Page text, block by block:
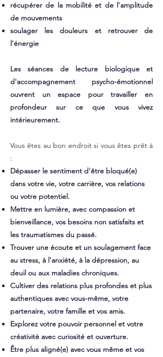
récupérer de la mobilité et de l'amplitude
de mouvements
soulager les douleurs et retrouver de
l'énergie
Les séances de lecture biologique et
d'accompagnement psycho-émotionnel
ouvrent un espace pour travailler en
profondeur sur ce que vous vivez
intérieurement.
Vous êtes au bon endroit si vous êtes prêt à
:​
Dépasser le sentiment d'être bloqué(e)
dans votre vie, votre carrière, vos relations
ou votre potentiel.​
Mettre en lumière, avec compassion et
bienveillance, vos besoins non satisfaits et
les traumatismes du passé.​
Trouver une écoute et un soulagement face
au stress, à l'anxiété, à la dépression, au
deuil ou aux maladies chroniques.​
Cultiver des relations plus profondes et plus
authentiques avec vous-même, votre
partenaire, votre famille et vos amis.​
Explorez votre pouvoir personnel et votre
créativité avec curiosité et ouverture.​​
Être plus aligné(e) avec vous même et vos